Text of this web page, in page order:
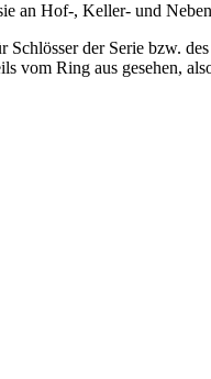
an Hof-, Keller- und
Schlösser der Serie bzw.
vom Ring aus gesehen,